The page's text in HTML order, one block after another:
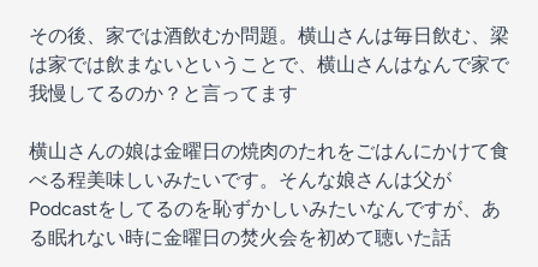
その後、家では酒飲むか問題。横山さんは毎日飲む、梁
は家では飲まないということで、横山さんはなんで家で
我慢してるのか？と言ってます
横山さんの娘は金曜日の焼肉のたれをごはんにかけて食
べる程美味しいみたいです。そんな娘さんは父が
Podcastをしてるのを恥ずかしいみたいなんですが、あ
る眠れない時に金曜日の焚火会を初めて聴いた話